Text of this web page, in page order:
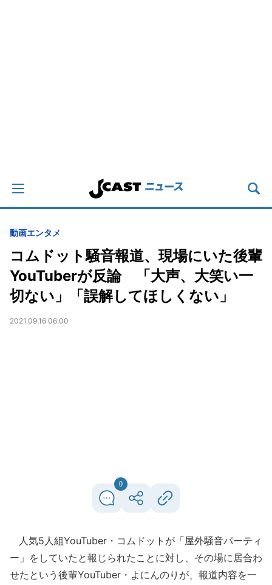
動画エンタメ
コムドット騒音報道、現場にいた後輩
YouTuberが反論 「大声、大笑い一
切ない」「誤解してほしくない」
2021.09.16 06:00
0
人気5人組YouTuber・コムドットが「屋外騒音パーティ
ー」をしていたと報じられたことに対し、その場に居合わ
せたという後輩YouTuber・よにんのりが、報道内容を一